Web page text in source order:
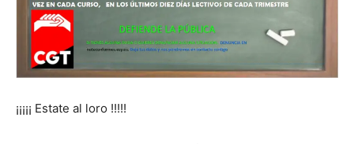
¡¡¡¡¡ Estate al loro !!!!!